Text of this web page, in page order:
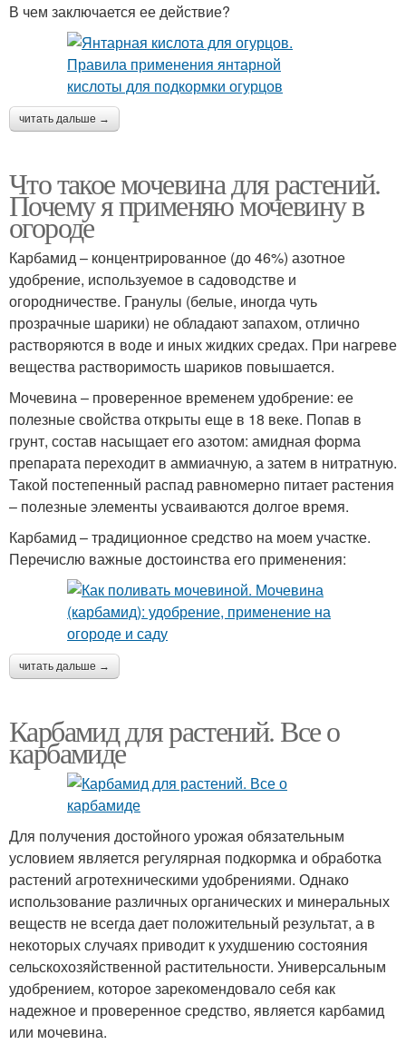
В чем заключается ее действие?
читать дальше →
Что такое мочевина для растений.
Почему я применяю мочевину в
огороде
Карбамид – концентрированное (до 46%) азотное
удобрение, используемое в садоводстве и
огородничестве. Гранулы (белые, иногда чуть
прозрачные шарики) не обладают запахом, отлично
растворяются в воде и иных жидких средах. При нагреве
вещества растворимость шариков повышается.
Мочевина – проверенное временем удобрение: ее
полезные свойства открыты еще в 18 веке. Попав в
грунт, состав насыщает его азотом: амидная форма
препарата переходит в аммиачную, а затем в нитратную.
Такой постепенный распад равномерно питает растения
– полезные элементы усваиваются долгое время.
Карбамид – традиционное средство на моем участке.
Перечислю важные достоинства его применения:
читать дальше →
Карбамид для растений. Все о
карбамиде
Для получения достойного урожая обязательным
условием является регулярная подкормка и обработка
растений агротехническими удобрениями. Однако
использование различных органических и минеральных
веществ не всегда дает положительный результат, а в
некоторых случаях приводит к ухудшению состояния
сельскохозяйственной растительности. Универсальным
удобрением, которое зарекомендовало себя как
надежное и проверенное средство, является карбамид
или мочевина.